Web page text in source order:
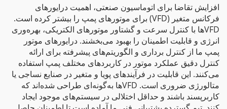
افزایش تقاضا برای اتوماسیون صنعتی، اهمیت درایورهای
فرکانس متغیر (VFD) برای موتورهای پمپ را بیشتر کرده است.
VFDها با کنترل سرعت و گشتاور موتورهای الکتریکی، بهره‌وری
انرژی و قابلیت اطمینان را بهبود می‌بخشند. درایورهای موتور
پمپ ما از کنترل برداری و الگوریتم‌های پیشرفته برای ارائه
کنترل دقیق عملکرد موتور در کاربردهای مختلف پمپ استفاده
می‌کنند. این قابلیت در فرآیندهای پویا و متغیر در صنایع نساجی یا
متالورژی ضروری است. VFDها به‌گونه‌ای طراحی شده‌اند که
کاربرپسند باشند و حداقل اختلالی در سیستم‌های موجود ایجاد